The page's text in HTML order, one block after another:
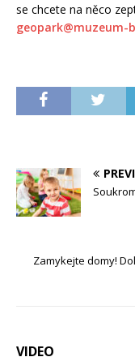
se chcete na něco
geopark@muzeum-
Zamykejte domy!
VIDEO